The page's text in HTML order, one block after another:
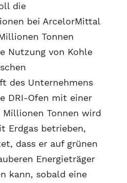
die
bei ArcelorMittal
Tonnen
Nutzung von Kohle
des Unternehmens
DRI-Ofen mit einer
Tonnen wird
Erdgas betrieben,
dass er auf grünen
Energieträger
kann, sobald eine